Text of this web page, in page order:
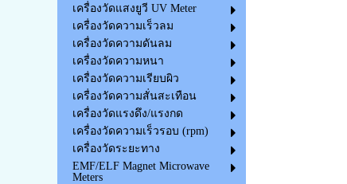
เครื่องวัดแสงยูวี UV Meter
เครื่องวัดความเร็วลม
เครื่องวัดความดันลม
เครื่องวัดความหนา
เครื่องวัดความเรียบผิว
เครื่องวัดความสั่นสะเทือน
เครื่องวัดแรงดึง/แรงกด
เครื่องวัดความเร็วรอบ (rpm)
เครื่องวัดระยะทาง
EMF/ELF Magnet Microwave
Meters